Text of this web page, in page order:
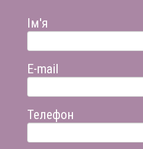
Ім'я
E-mail
Телефон